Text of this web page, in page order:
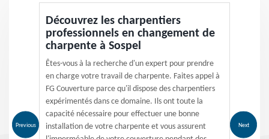
Previous
Découvrez les charpentiers
professionnels en changement de
charpente à Sospel
Êtes-vous à la recherche d'un expert pour prendre
en charge votre travail de charpente. Faites appel à
FG Couverture parce qu'il dispose des charpentiers
expérimentés dans ce domaine. Ils ont toute la
capacité nécessaire pour effectuer une bonne
installation de votre charpente et vous assurent
Next